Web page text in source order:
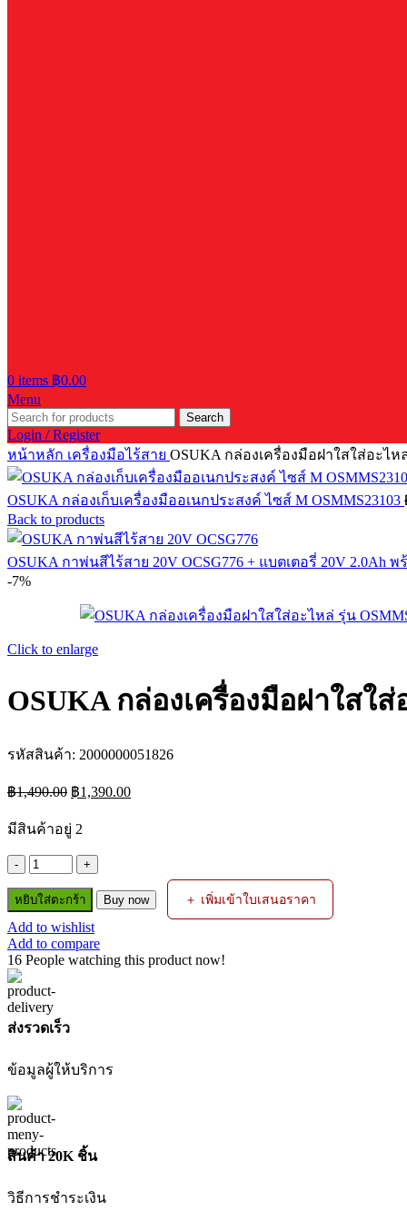
0 items ฿0.00
Menu
Search
Login / Register
หน้าหลัก เครื่องมือไร้สาย OSUKA กล่องเครื่องมือฝาใสใส่อะไห
OSUKA กล่องเก็บเครื่องมืออเนกประสงค์ ไซส์ M OSMMS23103
Back to products
OSUKA กาพ่นสีไร้สาย 20V OCSG776 + แบตเตอรี่ 20V
-7%
Click to enlarge
OSUKA กล่องเครื่องมือฝาใสใส่
รหัสสินค้า: 2000000051826
฿1,490.00 Original
price
was:
฿1,490.00.
฿1,390.00Current
price
มีสินค้าอยู่ 2
จำนวน
OSUKA
กล่อง
เครื่อง
มือ
ใส
รุ่น
OSMMS23101
หยิบใส่ตะกร้า Buy now ＋ เพิ่มเข้าใบเสนอราคา
Add to wishlist
Add to compare
16 People watching this product now!
ส่งรวดเร็ว
ข้อมูลผู้ให้บริการ
สินค้า 20K ชิ้น
วิธีการชำระเงิน